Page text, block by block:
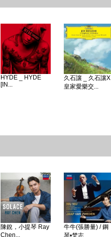
HYDE _ HYDE
[IN...
久石讓 _ 久石讓X
皇家愛樂交...
陳銳，小提琴 Ray
Chen...
牛牛(張勝量) / 鋼
琴•梵志...